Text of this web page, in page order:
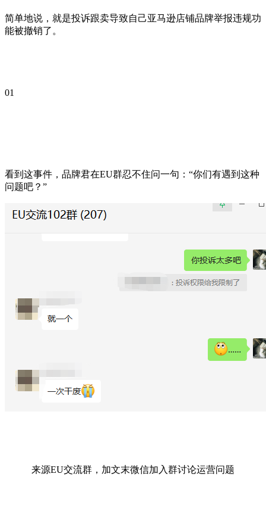
简单地说，就是投诉跟卖导致自己亚马逊店铺品牌举报违规功
能被撤销了。
01
看到这事件，品牌君在EU群忍不住问一句：“你们有遇到这种
问题吧？”
来源EU交流群，加文末微信加入群讨论运营问题